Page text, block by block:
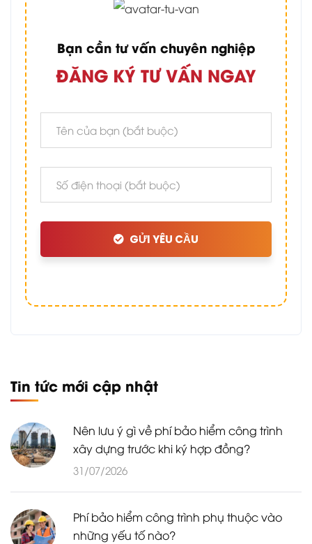
Bạn cần tư vấn chuyên nghiệp
ĐĂNG KÝ TƯ VẤN NGAY
GỬI YÊU CẦU
Tin tức mới cập nhật
Nên lưu ý gì về phí bảo hiểm công trình
xây dựng trước khi ký hợp đồng?
31/07/2026
Phí bảo hiểm công trình phụ thuộc vào
những yếu tố nào?